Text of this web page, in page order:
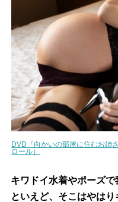
DVD『向かいの部屋に住むお姉
ロール）
キワドイ水着やポーズ
といえど、そこはやは